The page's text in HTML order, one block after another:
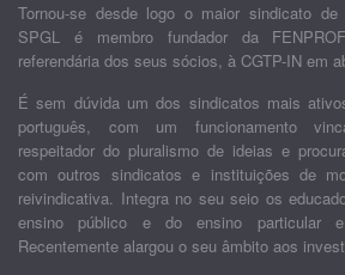
Tornou-se desde logo o maior sindicato
SPGL é membro fundador da
referendária dos seus sócios, à CGTP-IN em
É sem dúvida um dos sindicatos mais
português, com um funcionamento
respeitador do pluralismo de ideias e
com outros sindicatos e instituições de
reivindicativa. Integra no seu seio os
ensino público e do ensino particular
Recentemente alargou o seu âmbito aos